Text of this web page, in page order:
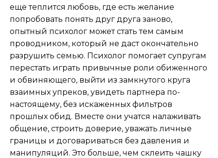
еще теплится любовь, где есть желание
попробовать понять друг друга заново,
опытный психолог может стать тем самым
проводником, который не даст окончательно
разрушить семью. Психолог помогает супругам
перестать играть привычные роли обиженного
и обвиняющего, выйти из замкнутого круга
взаимных упреков, увидеть партнера по-
настоящему, без искаженных фильтров
прошлых обид. Вместе они учатся налаживать
общение, строить доверие, уважать личные
границы и договариваться без давления и
манипуляций. Это больше, чем склеить чашку